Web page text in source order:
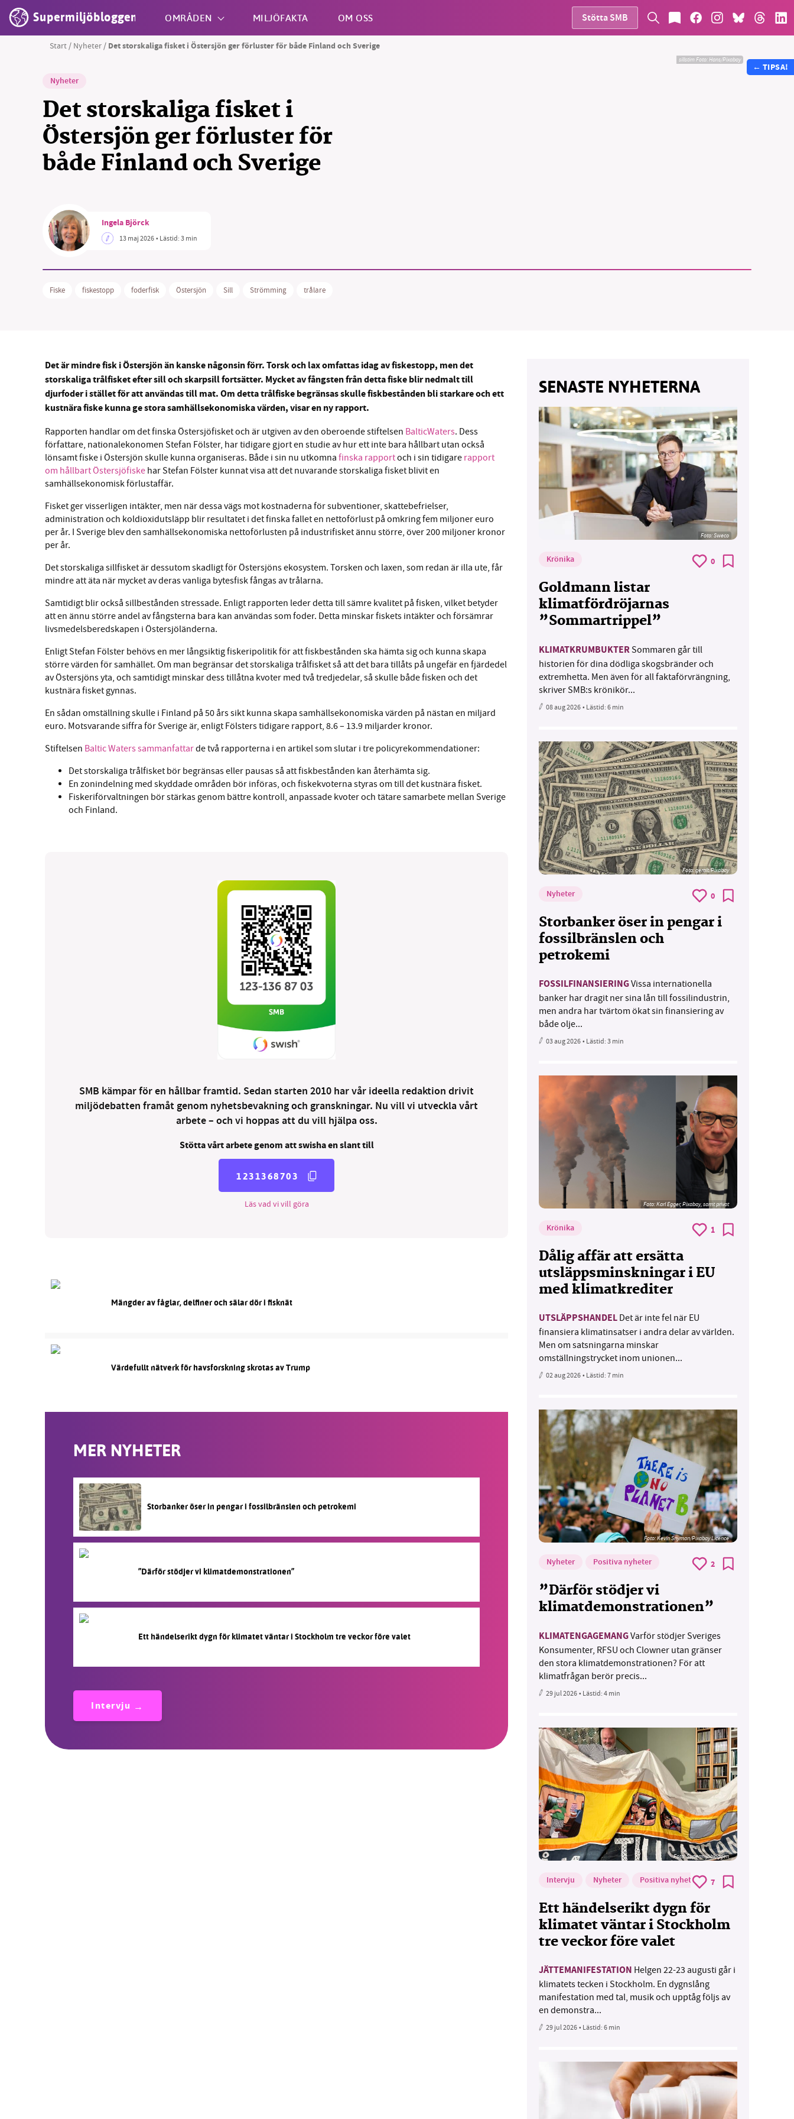
Supermiljöbloggen OMRÅDEN MILJÖFAKTA OM OSS Stötta SMB
Start / Nyheter / Det storskaliga fisket i Östersjön ger förluster för både Finland och Sverige
Nyheter
Det storskaliga fisket i
Östersjön ger förluster för
både Finland och Sverige
sillstimFoto:Hans/Pixabay
Ingela Björck
13 maj 2026• Lästid:3 min
Fiske fiskestopp foderfisk Östersjön Sill Strömming trålare
Det är mindre fisk i Östersjön än kanske någonsin förr. Torsk och lax omfattas idag av fiskestopp, men det
storskaliga trålfisket efter sill och skarpsill fortsätter. Mycket av fångsten från detta fiske blir nedmalt till
djurfoder i stället för att användas till mat. Om detta trålfiske begränsas skulle fiskbestånden bli starkare och ett
kustnära fiske kunna ge stora samhällsekonomiska värden, visar en ny rapport.
Rapporten handlar om det finska Östersjöfisket och är utgiven av den oberoende stiftelsen BalticWaters. Dess
författare, nationalekonomen Stefan Fölster, har tidigare gjort en studie av hur ett inte bara hållbart utan också
lönsamt fiske i Östersjön skulle kunna organiseras. Både i sin nu utkomna finska rapportoch i sin tidigare rapport
om hållbart Östersjöfiske har Stefan Fölster kunnat visa att det nuvarande storskaliga fisket blivit en
samhällsekonomisk förlustaffär.
Fisket ger visserligen intäkter, men när dessa vägs mot kostnaderna för subventioner, skattebefrielser,
administration och koldioxidutsläpp blir resultatet i det finska fallet en nettoförlust på omkring fem miljoner euro
per år. I Sverige blev den samhällsekonomiska nettoförlusten på industrifisket ännu större, över 200 miljoner kronor
per år.
Det storskaliga sillfisket är dessutom skadligt för Östersjöns ekosystem. Torsken och laxen, som redan är illa ute, får
mindre att äta när mycket av deras vanliga bytesfisk fångas av trålarna.
Samtidigt blir också sillbestånden stressade. Enligt rapporten leder detta till sämre kvalitet på fisken, vilket betyder
att en ännu större andel av fångsterna bara kan användas som foder. Detta minskar fiskets intäkter och försämrar
livsmedelsberedskapen i Östersjöländerna.
Enligt Stefan Fölster behövs en mer långsiktig fiskeripolitik för att fiskbestånden ska hämta sig och kunna skapa
större värden för samhället. Om man begränsar det storskaliga trålfisket så att det bara tillåts på ungefär en fjärdedel
av Östersjöns yta, och samtidigt minskar dess tillåtna kvoter med två tredjedelar, så skulle både fisken och det
kustnära fisket gynnas.
En sådan omställning skulle i Finland på 50 års sikt kunna skapa samhällsekonomiska värden på nästan en miljard
euro. Motsvarande siffra för Sverige är, enligt Fölsters tidigare rapport, 8.6 – 13.9 miljarder kronor.
Stiftelsen Baltic Waters sammanfattarde två rapporterna i en artikel som slutar i tre policyrekommendationer:
Det storskaliga trålfisket bör begränsas eller pausas så att fiskbestånden kan återhämta sig.
En zonindelning med skyddade områden bör införas, och fiskekvoterna styras om till det kustnära fisket.
Fiskeriförvaltningen bör stärkas genom bättre kontroll, anpassade kvoter och tätare samarbete mellan Sverige
och Finland.
SMB kämpar för en hållbar framtid. Sedan starten 2010 har vår ideella redaktion drivit
miljödebatten framåt genom nyhetsbevakning och granskningar. Nu vill vi utveckla vårt
arbete – och vi hoppas att du vill hjälpa oss.
Stötta vårt arbete genom att swisha en slant till
1231368703
Läs vad vi vill göra
Mängder av fåglar, delfiner och sälar dör i fisknät
Värdefullt nätverk för havsforskning skrotas av Trump
MER NYHETER
Storbanker öser in pengar i fossilbränslen och petrokemi
”Därför stödjer vi klimatdemonstrationen”
Ett händelserikt dygn för klimatet väntar i Stockholm tre veckor före valet
Intervju
SENASTE NYHETERNA
Foto: Sweco
Krönika 0
Goldmann listar
klimatfördröjarnas
”Sommartrippel”
KLIMATKRUMBUKTERSommaren går till
historien för dina dödliga skogsbränder och
extremhetta. Men även för all faktaförvrängning,
skriver SMB:s krönikör...
08 aug 2026• Lästid:6 min
Foto:geralt/Pixabay
Nyheter 0
Storbanker öser in pengar i
fossilbränslen och
petrokemi
FOSSILFINANSIERINGVissa internationella
banker har dragit ner sina lån till fossilindustrin,
men andra har tvärtom ökat sin finansiering av
både olje...
03 aug 2026• Lästid:3 min
Foto:Karl Egger, Pixabay, samt privat
Krönika 1
Dålig affär att ersätta
utsläppsminskningar i EU
med klimatkrediter
UTSLÄPPSHANDEL Det är inte fel när EU
finansiera klimatinsatser i andra delar av världen.
Men om satsningarna minskar
omställningstrycket inom unionen...
02 aug 2026• Lästid:7 min
Foto:Kevin Snyman/Pixabay Licence
Nyheter Positiva nyheter 2
”Därför stödjer vi
klimatdemonstrationen”
KLIMATENGAGEMANGVarför stödjer Sveriges
Konsumenter, RFSU och Clowner utan gränser
den stora klimatdemonstrationen? För att
klimatfrågan berör precis...
29 jul 2026• Lästid:4 min
Foto: Supermijöbloggen
Intervju Nyheter Positiva nyheter 7
Ett händelserikt dygn för
klimatet väntar i Stockholm
tre veckor före valet
JÄTTEMANIFESTATION Helgen 22-23 augusti går i
klimatets tecken i Stockholm. En dygnslång
manifestation med tal, musik och upptåg följs av
en demonstra...
29 jul 2026• Lästid:6 min
← TIPSA!
nyhetsbevakning och granskningar. Nu vill vi utveckla vårt arbete –
och vi hoppas att du vill hjälpa oss.
Stötta vårt arbete genom att swisha en slant till
1231368703
Läs vad vi vill göra